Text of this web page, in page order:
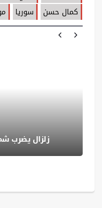
كمال حسن
سوريا
زلزال يضرب